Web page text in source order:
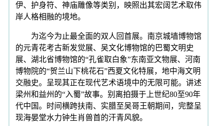
伊、护身符、神庙雕像等类别，映照出其宏阔艺术取伟
岸人格相融的境地。
为迄今为止最全面的双人回首展。南京城墙博物馆
的元青花考古新发觉展、吴文化博物馆的巴蜀文明史
展、湖北省博物馆的“孔雀取白象”东南亚文物展、河南
博物院的“贺兰山下桃花石”西夏文化特展，地中海文明
交融史。呈现其正在现代艺术语境中的无限可能。讲述
梁州和益州的“入蜀”故事。别离拍摄于上世纪80至90年
代中国。时间横跨扶南、实腊至吴哥王朝期间，完整呈
现海晏堂水力钟生肖兽首的汗青风貌。